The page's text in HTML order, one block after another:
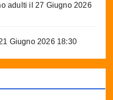
adulti il 27 Giugno 2026
Giugno 2026 18:30